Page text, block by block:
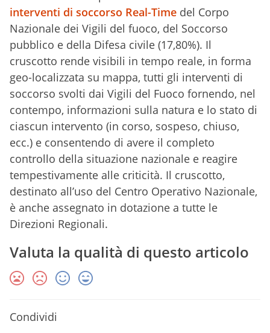
interventi di soccorso Real-Time del Corpo
Nazionale dei Vigili del fuoco, del Soccorso
pubblico e della Difesa civile (17,80%). Il
cruscotto rende visibili in tempo reale, in forma
geo-localizzata su mappa, tutti gli interventi di
soccorso svolti dai Vigili del Fuoco fornendo, nel
contempo, informazioni sulla natura e lo stato di
ciascun intervento (in corso, sospeso, chiuso,
ecc.) e consentendo di avere il completo
controllo della situazione nazionale e reagire
tempestivamente alle criticità. Il cruscotto,
destinato all’uso del Centro Operativo Nazionale,
è anche assegnato in dotazione a tutte le
Direzioni Regionali.
Valuta la qualità di questo articolo
Condividi